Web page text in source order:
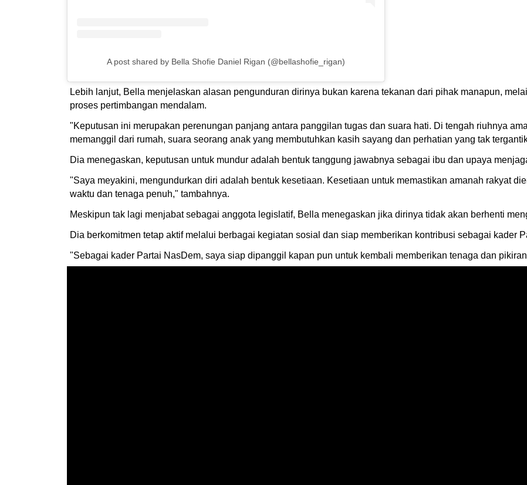
A post shared by Bella Shofie Daniel Rigan (@bellashofie_rigan)
Lebih lanjut, Bella menjelaskan alasan pengunduran dirinya bukan karena tekanan dari pihak manapun,
proses pertimbangan mendalam.
"Keputusan ini merupakan perenungan panjang antara panggilan tugas dan suara hati. Di tengah riuhnya
memanggil dari rumah, suara seorang anak yang membutuhkan kasih sayang dan perhatian yang tak
Dia menegaskan, keputusan untuk mundur adalah bentuk tanggung jawabnya sebagai ibu dan upaya
"Saya meyakini, mengundurkan diri adalah bentuk kesetiaan. Kesetiaan untuk memastikan amanah rakyat
waktu dan tenaga penuh," tambahnya.
Meskipun tak lagi menjabat sebagai anggota legislatif, Bella menegaskan jika dirinya tidak akan berhenti
Dia berkomitmen tetap aktif melalui berbagai kegiatan sosial dan siap memberikan kontribusi sebagai kader
"Sebagai kader Partai NasDem, saya siap dipanggil kapan pun untuk kembali memberikan tenaga dan